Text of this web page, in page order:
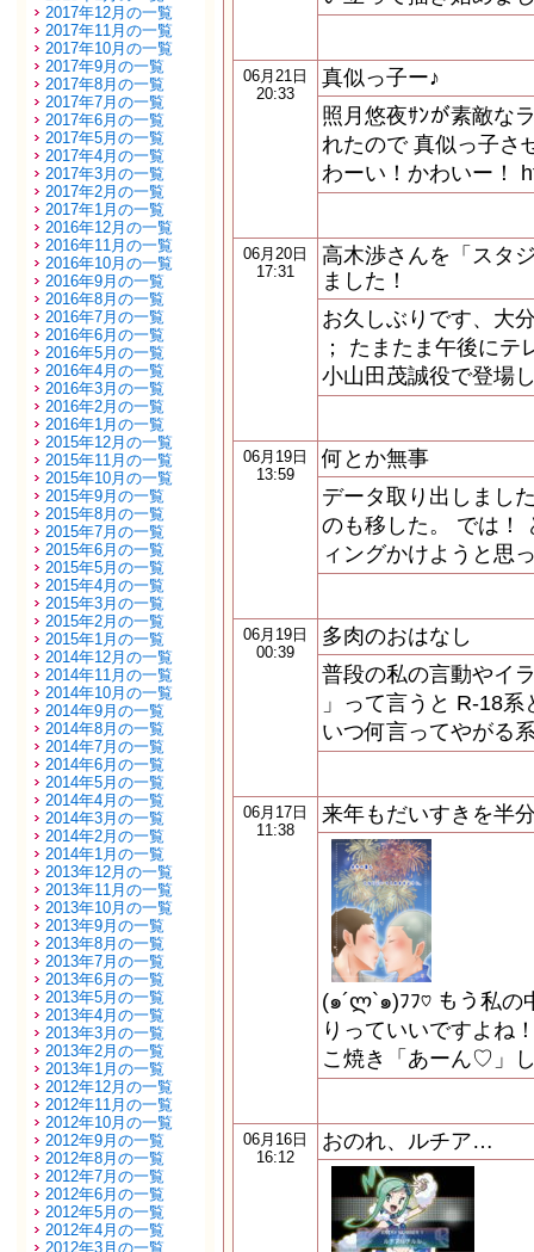
2017年12月の一覧
2017年11月の一覧
2017年10月の一覧
2017年9月の一覧
2017年8月の一覧
2017年7月の一覧
2017年6月の一覧
2017年5月の一覧
2017年4月の一覧
2017年3月の一覧
2017年2月の一覧
2017年1月の一覧
2016年12月の一覧
2016年11月の一覧
2016年10月の一覧
2016年9月の一覧
2016年8月の一覧
2016年7月の一覧
2016年6月の一覧
2016年5月の一覧
2016年4月の一覧
2016年3月の一覧
2016年2月の一覧
2016年1月の一覧
2015年12月の一覧
2015年11月の一覧
2015年10月の一覧
2015年9月の一覧
2015年8月の一覧
2015年7月の一覧
2015年6月の一覧
2015年5月の一覧
2015年4月の一覧
2015年3月の一覧
2015年2月の一覧
2015年1月の一覧
2014年12月の一覧
2014年11月の一覧
2014年10月の一覧
2014年9月の一覧
2014年8月の一覧
2014年7月の一覧
2014年6月の一覧
2014年5月の一覧
2014年4月の一覧
2014年3月の一覧
2014年2月の一覧
2014年1月の一覧
2013年12月の一覧
2013年11月の一覧
2013年10月の一覧
2013年9月の一覧
2013年8月の一覧
2013年7月の一覧
2013年6月の一覧
2013年5月の一覧
2013年4月の一覧
2013年3月の一覧
2013年2月の一覧
2013年1月の一覧
2012年12月の一覧
2012年11月の一覧
2012年10月の一覧
2012年9月の一覧
2012年8月の一覧
2012年7月の一覧
2012年6月の一覧
2012年5月の一覧
2012年4月の一覧
2012年3月の一覧
06月21日
20:33
真似っ子ー♪
照月悠夜ｻﾝが素敵な
れたので 真似っ子さ
わーい！かわいー！
06月20日
17:31
高木渉さんを「スタ
ました！
お久しぶりです、大
； たまたま午後に
小山田茂誠役で登場
06月19日
13:59
何とか無事
データ取り出しまし
のも移した。 では！
ィングかけようと思
06月19日
00:39
多肉のおはなし
普段の私の言動やイ
」って言うと R-18
いつ何言ってやがる
06月17日
11:38
来年もだいすきを半
(๑´ლ`๑)ﾌﾌ♡ もう私の
りっていいですよね
こ焼き「あーん♡」
06月16日
16:12
おのれ、ルチア…